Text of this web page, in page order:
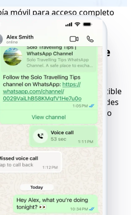
móvil para acceso completo
para
resultados de
hackear sitios web compatible
sistemas operativos y redes
con lógica de pago